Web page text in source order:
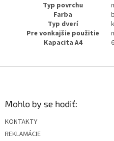
Typ povrchu
Farba
Typ dverí
Pre vonkajšie použitie
Kapacita A4
6
Mohlo by se hodiť:
KONTAKTY
REKLAMÁCIE